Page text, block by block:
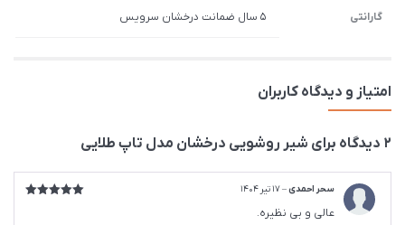
گارانتی 5 سال ضمانت درخشان سرویس
امتیاز و دیدگاه کاربران
2 دیدگاه برای شیر روشویی درخشان مدل تاپ طلایی
سحر احمدی–17 تیر 1404
عالی و بی نظیره.